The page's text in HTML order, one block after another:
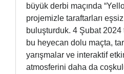
büyük derbi maçında
projemizle taraftarları
buluşturduk. 4 Şubat
bu heyecan dolu maçta,
yarışmalar ve interaktif
atmosferini daha da